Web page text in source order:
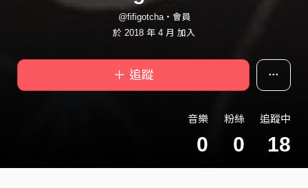
@fifigotcha・會員
於 2018 年 4 月 加入
＋ 追蹤
音樂
0
粉絲
0
追蹤中
18